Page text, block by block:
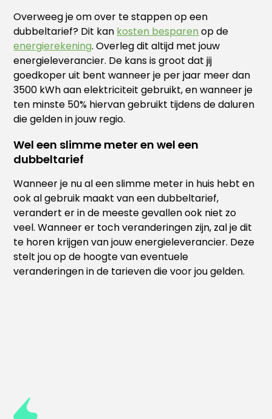
Overweeg je om over te stappen op een
dubbeltarief? Dit kan kosten besparenop de
energierekening. Overleg dit altijd met jouw
energieleverancier. De kans is groot dat jij
goedkoper uit bent wanneer je per jaar meer dan
3500 kWh aan elektriciteit gebruikt, en wanneer je
ten minste 50% hiervan gebruikt tijdens de daluren
die gelden in jouw regio.
Wel een slimme meter en wel een
dubbeltarief
Wanneer je nu al een slimme meter in huis hebt en
ook al gebruik maakt van een dubbeltarief,
verandert er in de meeste gevallen ook niet zo
veel. Wanneer er toch veranderingen zijn, zal je dit
te horen krijgen van jouw energieleverancier. Deze
stelt jou op de hoogte van eventuele
veranderingen in de tarieven die voor jou gelden.